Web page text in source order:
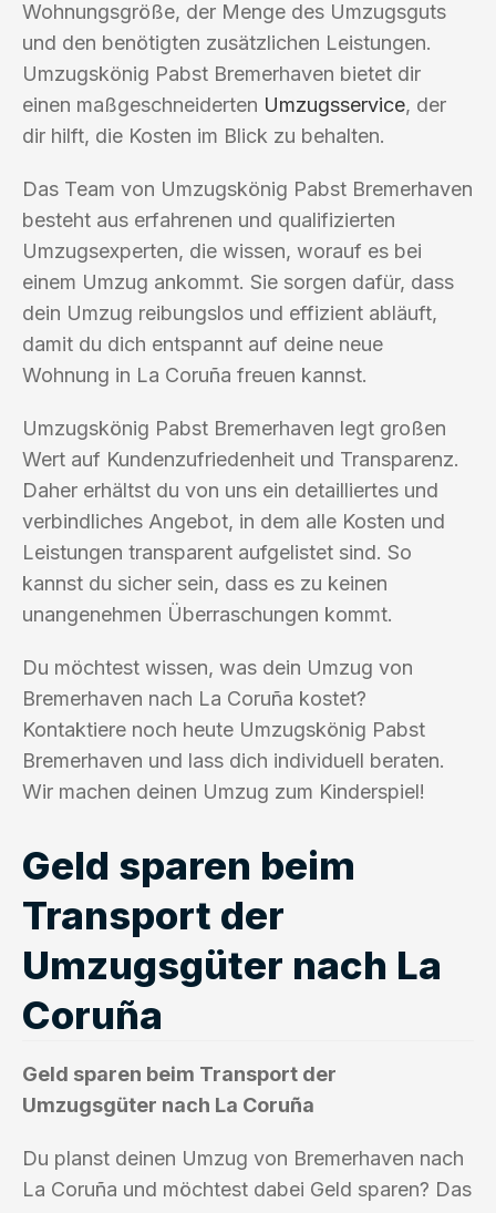
Wohnungsgröße, der Menge des Umzugsguts
und den benötigten zusätzlichen Leistungen.
Umzugskönig Pabst Bremerhaven bietet dir
einen maßgeschneiderten Umzugsservice, der
dir hilft, die Kosten im Blick zu behalten.
Das Team von Umzugskönig Pabst Bremerhaven
besteht aus erfahrenen und qualifizierten
Umzugsexperten, die wissen, worauf es bei
einem Umzug ankommt. Sie sorgen dafür, dass
dein Umzug reibungslos und effizient abläuft,
damit du dich entspannt auf deine neue
Wohnung in La Coruña freuen kannst.
Umzugskönig Pabst Bremerhaven legt großen
Wert auf Kundenzufriedenheit und Transparenz.
Daher erhältst du von uns ein detailliertes und
verbindliches Angebot, in dem alle Kosten und
Leistungen transparent aufgelistet sind. So
kannst du sicher sein, dass es zu keinen
unangenehmen Überraschungen kommt.
Du möchtest wissen, was dein Umzug von
Bremerhaven nach La Coruña kostet?
Kontaktiere noch heute Umzugskönig Pabst
Bremerhaven und lass dich individuell beraten.
Wir machen deinen Umzug zum Kinderspiel!
Geld sparen beim
Transport der
Umzugsgüter nach La
Coruña
Geld sparen beim Transport der
Umzugsgüter nach La Coruña
Du planst deinen Umzug von Bremerhaven nach
La Coruña und möchtest dabei Geld sparen? Das